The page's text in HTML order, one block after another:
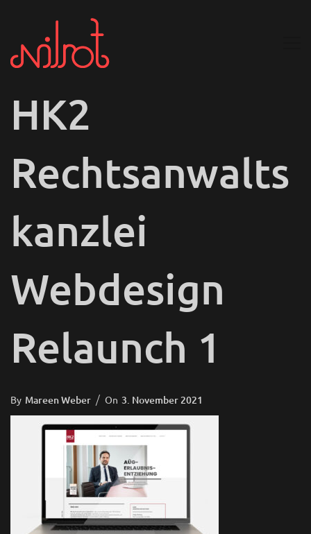
HK2
Rechtsanwalts
kanzlei
Webdesign
Relaunch 1
By Mareen Weber
Posted
On
On 3. November 2021